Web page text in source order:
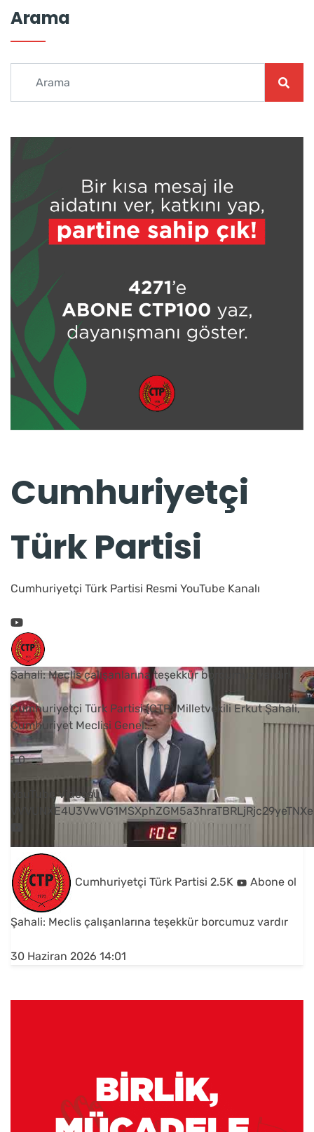
Arama
Cumhuriyetçi
Türk Partisi
Cumhuriyetçi Türk Partisi Resmi YouTube Kanalı
Şahali: Meclis çalışanlarına teşekkür borcumuz vardır
Cumhuriyetçi Türk Partisi (CTP) Milletvekili Erkut Şahali,
Cumhuriyet Meclisi Genel...
1 0
YouTube Videosu
Cumhuriyetçi Türk Partisi 2.5K Abone ol
Şahali: Meclis çalışanlarına teşekkür borcumuz vardır
30 Haziran 2026 14:01